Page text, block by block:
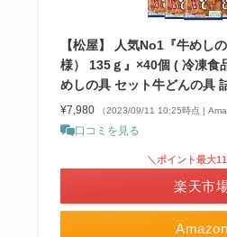
【松屋】 人気No1『牛めし
様） 135ｇ』×40個 ( 冷凍食
めしの具 セット牛どんの具
¥7,980 （2023/09/11 10:25時点 |
口コミを見る
Amazon
＼ポイント最大
楽天市